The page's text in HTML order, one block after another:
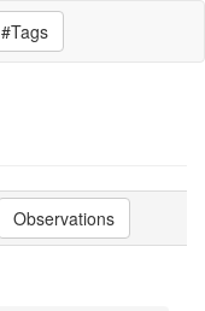
#Tags
Observations